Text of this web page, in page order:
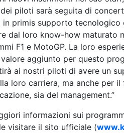
piloti sarà seguita di
in primis supporto tecnologico
dal loro know-how maturato
F1 e MotoGP. La loro
aggiunto per questo
ai nostri piloti di avere un
loro carriera, ma anche per
sia del management.”
informazioni sui
visitare il sito ufficiale (